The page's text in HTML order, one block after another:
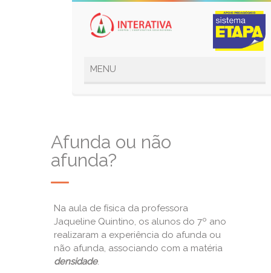
Afunda ou não
afunda?
Na aula de física da professora
Jaqueline Quintino, os alunos do 7º ano
realizaram a experiência do afunda ou
não afunda, associando com a matéria
densidade.